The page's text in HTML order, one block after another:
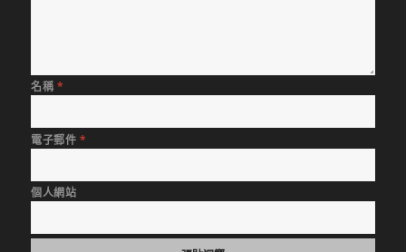
名稱 *
電子郵件 *
個人網站